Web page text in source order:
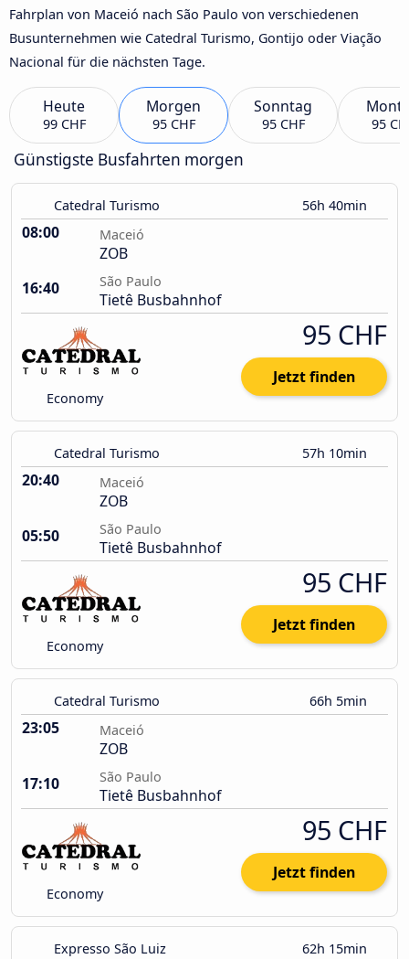
Fahrplan von Maceió nach São Paulo von verschiedenen
Busunternehmen wie Catedral Turismo, Gontijo oder Viação
Nacional für die nächsten Tage.
Heute
99 CHF
Morgen
95 CHF
Sonntag
95 CHF 95
Günstigste Busfahrten morgen
Catedral Turismo 56h 40min
08:00 Maceió
ZOB
16:40
São Paulo
Tietê Busbahnhof
Economy
95 CHF
Jetzt finden
Catedral Turismo 57h 10min
20:40 Maceió
ZOB
05:50
São Paulo
Tietê Busbahnhof
Economy
95 CHF
Jetzt finden
Catedral Turismo 66h 5min
23:05 Maceió
ZOB
17:10
São Paulo
Tietê Busbahnhof
Economy
95 CHF
Jetzt finden
Expresso São Luiz 62h 15min